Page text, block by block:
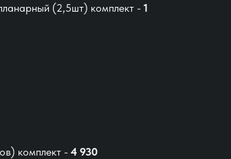
(2,5шт) комплект - 1
комплект - 4 930